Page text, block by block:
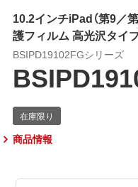
10.2インチiPad（第9／
護フィルム 高光沢タイ
BSIPD19102FGシリーズ
商品情報